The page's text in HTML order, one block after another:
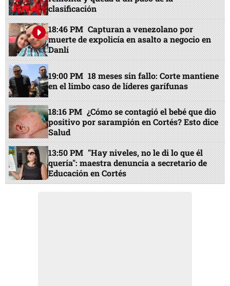
clasificación
18:46 PM Capturan a venezolano por
muerte de expolicía en asalto a negocio en
Danlí
19:00 PM 18 meses sin fallo: Corte mantiene
en el limbo caso de líderes garífunas
18:16 PM ¿Cómo se contagió el bebé que dio
positivo por sarampión en Cortés? Esto dice
Salud
13:50 PM "Hay niveles, no le di lo que él
quería": maestra denuncia a secretario de
Educación en Cortés